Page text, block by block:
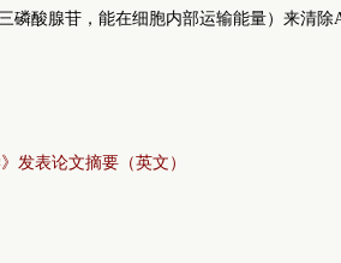
磷酸腺苷，能在细胞内部运输能量）来清除
发表论文摘要（英文）